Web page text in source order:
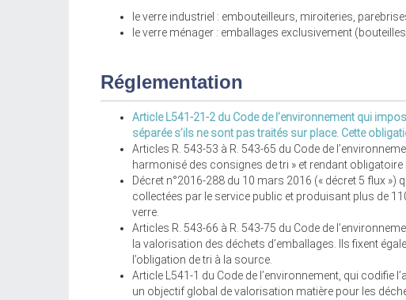
le verre industriel : embouteilleurs, miroiteries,
le verre ménager : emballages exclusivement
Réglementation
Article L541-21-2 du Code de l’environnement qui
séparée s’ils ne sont pas traités sur place. Cette
Articles R. 543-53 à R. 543-65 du Code de
harmonisé des consignes de tri » et rendant
Décret n°2016-288 du 10 mars 2016 (« décret 5 flux »)
collectées par le service public et produisant plus de
verre.
Articles R. 543-66 à R. 543-75 du Code de
la valorisation des déchets d’emballages. Ils fixent
l’obligation de tri à la source.
Article L541-1 du Code de l’environnement, qui codifie
un objectif global de valorisation matière pour les